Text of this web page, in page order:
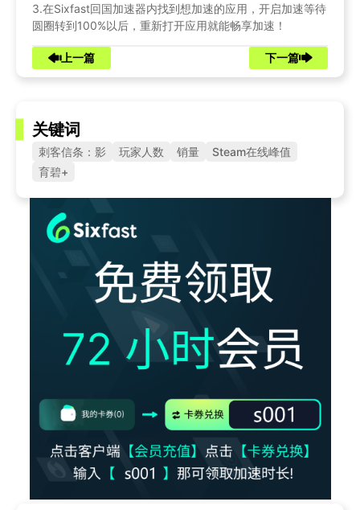
3.在Sixfast回国加速器内找到想加速的应用，开启加速等待
圆圈转到100%以后，重新打开应用就能畅享加速！
上一篇 下一篇
关键词
刺客信条：影 玩家人数 销量
Steam在线峰值
育碧+